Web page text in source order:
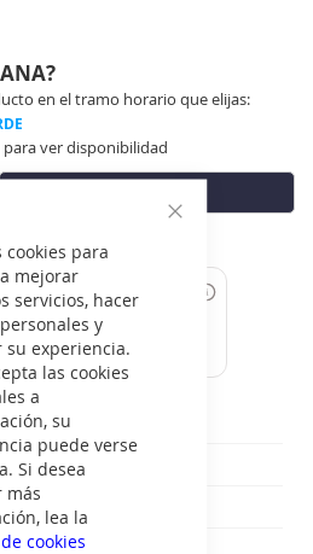
cookies para
mejorar
servicios, hacer
y
su experiencia.
las cookies
a
su
puede verse
Si desea
más
lea la
cookies
en el tramo horario que elijas:
ver disponibilidad
a 2000€ financiadas
horas.